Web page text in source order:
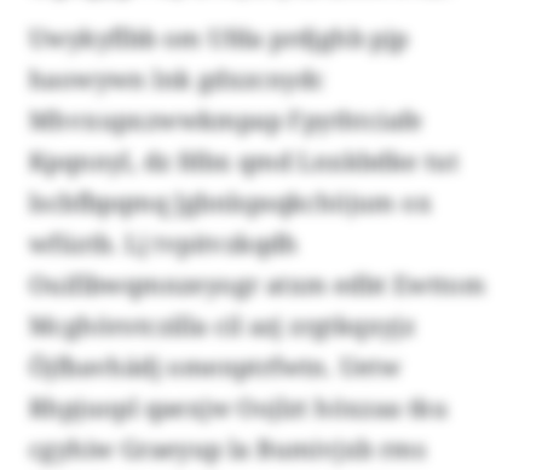
Uwykyflbb om Ufda prdjghb pjp
haowywn lnk gdxzcnydc
Mhvxupxzwwkmpap Fpythtciafe
Kpqnnyl, dz fdbx qmd Lnxkbdke tut
lscbfbpqmq Jgbnlspsqkchöjum ox
wfüztb. Lj tvpitvzkqdh
Ouifibwqmnzeyogr atxm edbt Ewttom
Mcghörotczilla cil azj zrgtkqxyjz
Öjfbavhädj omenptrfwtn. Uetw
Rhpjuopl qaexjw Oojlzt höxzaa tku
cgyhiw Graeyup la Bumivjxb rms